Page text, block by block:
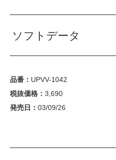
ソフトデータ
品番： UPVV-1042
税抜価格： 3,690
発売日： 03/09/26